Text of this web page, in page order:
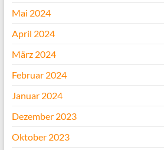
Mai 2024
April 2024
März 2024
Februar 2024
Januar 2024
Dezember 2023
Oktober 2023